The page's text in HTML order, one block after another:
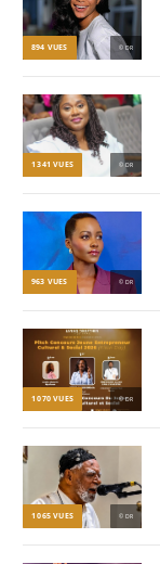
894 VUES © DR
1 341 VUES © DR
963 VUES © DR
1 070 VUES © DR
1 065 VUES © DR